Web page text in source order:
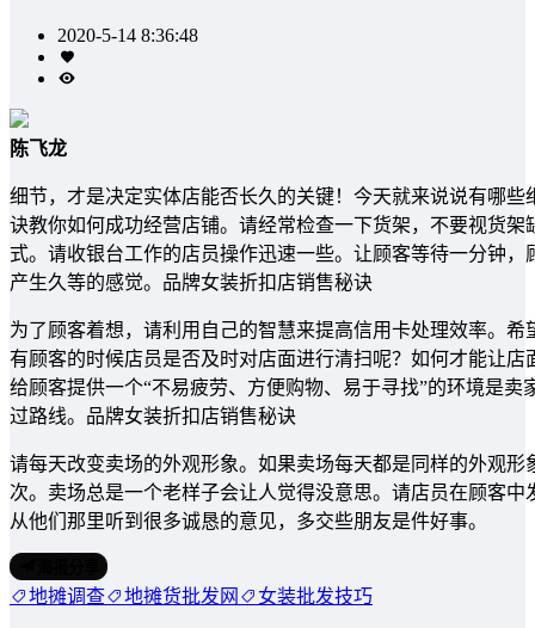
2020-5-14 8:36:48
陈飞龙
细节，才是决定实体店能否长久的关键！今天就来说说有哪
诀教你如何成功经营店铺。请经常检查一下货架，不要视货
式。请收银台工作的店员操作迅速一些。让顾客等待一分钟
产生久等的感觉。品牌女装折扣店销售秘诀
为了顾客着想，请利用自己的智慧来提高信用卡处理效率。
有顾客的时候店员是否及时对店面进行清扫呢？如何才能让
给顾客提供一个“不易疲劳、方便购物、易于寻找”的环境是
过路线。品牌女装折扣店销售秘诀
请每天改变卖场的外观形象。如果卖场每天都是同样的外观
次。卖场总是一个老样子会让人觉得没意思。请店员在顾客
从他们那里听到很多诚恳的意见，多交些朋友是件好事。
地摊调查 地摊货批发网 女装批发技巧